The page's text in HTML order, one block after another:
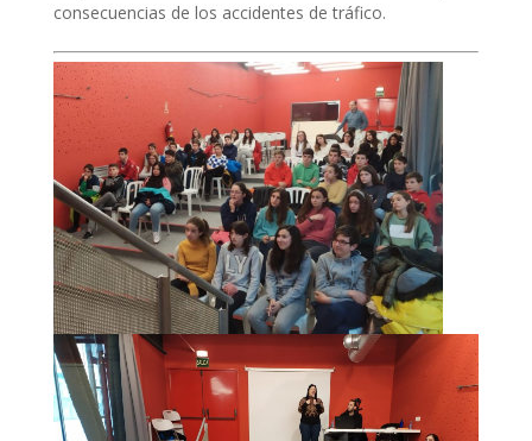
consecuencias de los accidentes de tráfico.